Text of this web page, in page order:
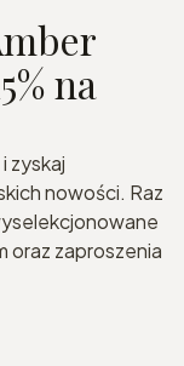
na
zyskaj
nowości. Raz
oraz zaproszenia